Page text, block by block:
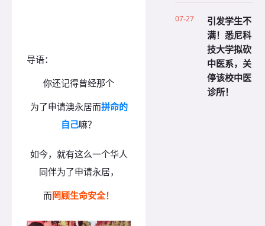
导语：
你还记得曾经那个
为了申请澳永居而拼命的
自己嘛？
如今，就有这么一个华人
同伴为了申请永居，
而罔顾生命安全！
07-27
引发学生不
满！悉尼科
技大学拟砍
中医系，关
停该校中医
诊所！